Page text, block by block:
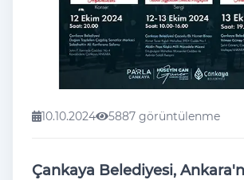
10.10.2024 5887 görüntülenme
Çankaya Belediyesi,